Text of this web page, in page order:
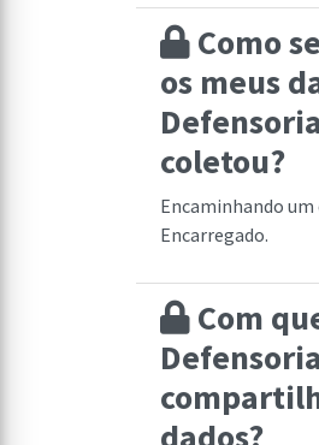
Como
os meus
Defensoria
coletou?
Encaminhando
Encarregado.
Com
Defensoria